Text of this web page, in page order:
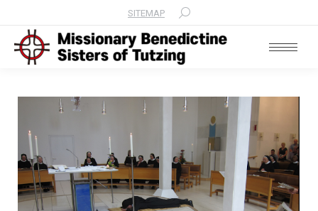
SITEMAP Search: